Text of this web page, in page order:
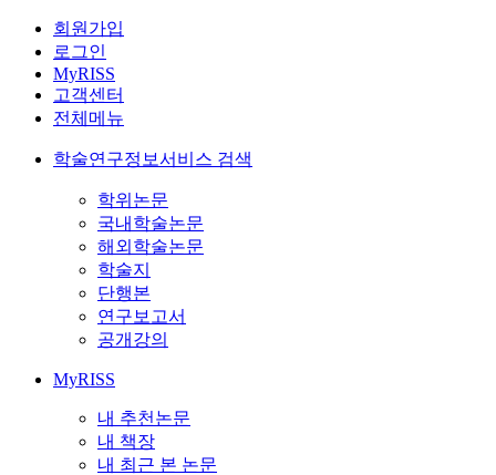
회원가입
로그인
MyRISS
고객센터
전체메뉴
학술연구정보서비스 검색
학위논문
국내학술논문
해외학술논문
학술지
단행본
연구보고서
공개강의
MyRISS
내 추천논문
내 책장
내 최근 본 논문